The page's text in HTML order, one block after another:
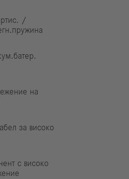
/
на
за високо
с високо